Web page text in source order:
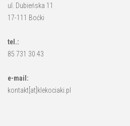
ul. Dubieńska 11
17-111 Boćki
tel.:
85 731 30 43
e-mail:
kontakt[at]klekociaki.pl